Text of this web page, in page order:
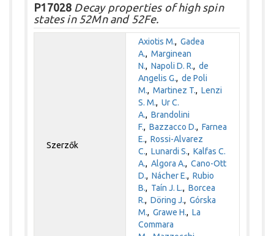
P17028 Decay properties of high spin
states in 52Mn and 52Fe.
Szerzők
Axiotis M.,Gadea
A.,Marginean
N.,Napoli D. R.,de
Angelis G.,de Poli
M.,Martinez T.,Lenzi
S. M.,Ur C.
A.,Brandolini
F.,Bazzacco D.,Farnea
E.,Rossi-Alvarez
C.,Lunardi S.,Kalfas C.
A.,Algora A.,Cano-Ott
D.,Nácher E.,Rubio
B., Taín J. L.,Borcea
R.,Döring J.,Górska
M.,Grawe H.,La
Commara